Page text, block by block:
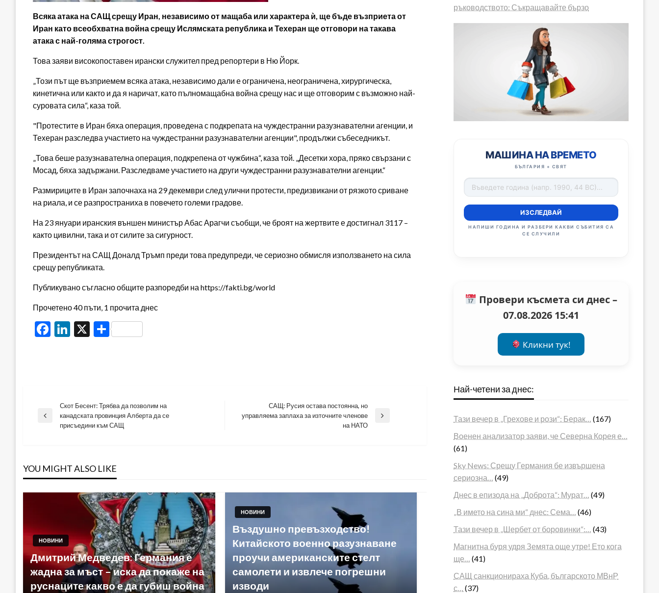
Всяка атака на САЩ срещу Иран, независимо от мащаба или характера ѝ, ще бъде възприета от
Иран като всеобхватна война срещу Ислямската република и Техеран ще отговори на такава
атака с най-голяма строгост.
Това заяви високопоставен ирански служител пред репортери в Ню Йорк.
„Този ​​път ще възприемем всяка атака, независимо дали е ограничена, неограничена, хирургическа,
кинетична или както и да я наричат, като пълномащабна война срещу нас и ще отговорим с възможно най-
суровата сила“, каза той.
"Протестите в Иран бяха операция, проведена с подкрепата на чуждестранни разузнавателни агенции, и
Техеран разследва участието на чуждестранни разузнавателни агенции", продължи събеседникът.
„Това беше разузнавателна операция, подкрепена от чужбина“, каза той. „Десетки хора, пряко свързани с
Мосад, бяха задържани. Разследваме участието на други чуждестранни разузнавателни агенции.“
Размириците в Иран започнаха на 29 декември след улични протести, предизвикани от рязкото сриване
на риала, и се разпространиха в повечето големи градове.
На 23 януари иранския външен министър Абас Арагчи съобщи, че броят на жертвите е достигнал 3117 –
както цивилни, така и от силите за сигурност.
Президентът на САЩ Доналд Тръмп преди това предупреди, че сериозно обмисля използването на сила
срещу републиката.
Публикувано съгласно общите разпоредби на https://fakti.bg/world
Прочетено 40 пъти, 1 прочита днес
Facebook
LinkedIn
X Share
Навигация
Previous
Скот Бесент: Трябва да позволим на
канадската провинция Алберта да се
присъедини към САЩ
Next
САЩ: Русия остава постоянна, но
управляема заплаха за източните членове
на НАТО
YOU MIGHT ALSO LIKE
НОВИНИ
Дмитрий Медведев: Германия е
жадна за мъст – иска да покаже на
руснаците какво е да губиш война
НОВИНИ
Въздушно превъзходство!
Китайското военно разузнаване
проучи американските стелт
самолети и извлече погрешни
изводи
ръководството: Съкращавайте бързо
МАШИНА НА ВРЕМЕТО
БЪЛГАРИЯ + СВЯТ
ИЗСЛЕДВАЙ
НАПИШИ ГОДИНА И РАЗБЕРИ КАКВИ СЪБИТИЯ СА
СЕ СЛУЧИЛИ
Провери късмета си днес –
07.08.2026 15:41
Кликни тук!
Най-четени за днес:
Тази вечер в „Грехове и рози“: Берак…
(167)
Военен анализатор заяви, че Северна Корея е…
(61)
Sky News: Срещу Германия бе извършена
сериозна…
(49)
Днес в епизода на „Доброта“: Мурат…
(49)
„В името на сина ми“ днес: Сема…
(46)
Тази вечер в „Шербет от боровинки“:…
(43)
Магнитна буря удря Земята още утре! Ето кога
ще…
(41)
САЩ санкционираха Куба, българското МВнР
с…
(37)